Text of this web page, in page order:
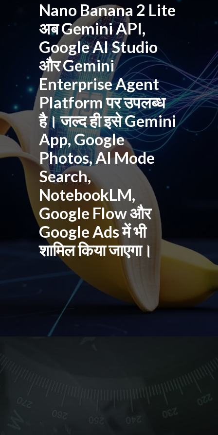
Nano Banana 2 Lite
अब Gemini API,
Google AI Studio
और Gemini
Enterprise Agent
Platform पर उपलब्ध
है। जल्द ही इसे Gemini
App, Google
Photos, AI Mode
Search,
NotebookLM,
Google Flow और
Google Ads में भी
शामिल किया जाएगा।